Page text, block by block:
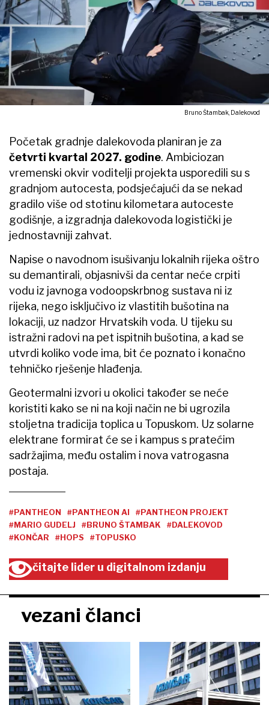
Bruno Štambak, Dalekovod
Početak gradnje dalekovoda planiran je za
četvrti kvartal 2027. godine. Ambiciozan
vremenski okvir voditelji projekta usporedili su s
gradnjom autocesta, podsjećajući da se nekad
gradilo više od stotinu kilometara autoceste
godišnje, a izgradnja dalekovoda logistički je
jednostavniji zahvat.
Napise o navodnom isušivanju lokalnih rijeka oštro
su demantirali, objasnivši da centar neće crpiti
vodu iz javnoga vodoopskrbnog sustava ni iz
rijeka, nego isključivo iz vlastitih bušotina na
lokaciji, uz nadzor Hrvatskih voda. U tijeku su
istražni radovi na pet ispitnih bušotina, a kad se
utvrdi koliko vode ima, bit će poznato i konačno
tehničko rješenje hlađenja.
Geotermalni izvori u okolici također se neće
koristiti kako se ni na koji način ne bi ugrozila
stoljetna tradicija toplica u Topuskom. Uz solarne
elektrane formirat će se i kampus s pratećim
sadržajima, među ostalim i nova vatrogasna
postaja.
#PANTHEON #PANTHEON AI
#PANTHEON PROJEKT
#MARIO GUDELJ
#BRUNO ŠTAMBAK
#DALEKOVOD
#KONČAR
#HOPS #TOPUSKO
čitajte lider u digitalnom izdanju
vezani članci